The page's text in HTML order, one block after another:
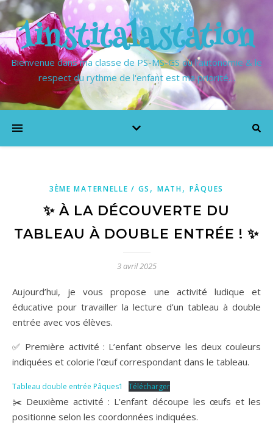
1institalastation
Bienvenue dans ma classe de PS-MS-GS où l'autonomie & le
respect du rythme de l'enfant est ma priorité…
3ÈME MATERNELLE / GS , MATH, PÂQUES
✨ À LA DÉCOUVERTE DU
TABLEAU À DOUBLE ENTRÉE ! ✨
3 avril 2025
Aujourd’hui, je vous propose une activité ludique et
éducative pour travailler la lecture d’un tableau à double
entrée avec vos élèves.
✅ Première activité : L’enfant observe les deux couleurs
indiquées et colorie l’œuf correspondant dans le tableau.
Tableau double entrée Pâques1 Télécharger
✂️ Deuxième activité : L’enfant découpe les œufs et les
positionne selon les coordonnées indiquées.